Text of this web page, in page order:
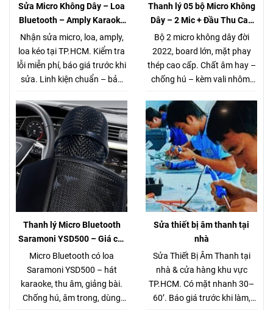
Sửa Micro Không Dây – Loa
Bluetooth – Amply Karaoke
– Loa Kéo Tại TP.HCM |
Kiểm Tra Miễn Phí
Nhận sửa micro, loa, amply,
loa kéo tại TP.HCM. Kiểm tra
lỗi miễn phí, báo giá trước khi
sửa. Linh kiện chuẩn – bảo
168 162.
Thanh lý 05 bộ Micro Không
Dây – 2 Mic + Đầu Thu Cao
cấp – Giá chỉ 980K
Bộ 2 micro không dây đời
2022, board lớn, mặt phay
thép cao cấp. Chất âm hay –
chống hú – kèm vali nhôm.
tại Võ Văn Tần, Q3.
Thanh lý Micro Bluetooth
Saramoni YSD500 – Giá chỉ
280.000đ (Hàng chuẩn gần 1
triệu)
Micro Bluetooth có loa
Saramoni YSD500 – hát
karaoke, thu âm, giảng bài.
Chống hú, âm trong, dùng
Sửa thiết bị âm thanh tại
nhà
Sửa Thiết Bị Âm Thanh tại
nhà & cửa hàng khu vực
TP.HCM. Có mặt nhanh 30–
60’. Báo giá trước khi làm,